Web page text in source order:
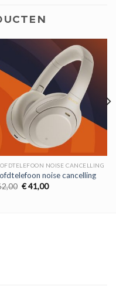
NOISE CANCELLING
noise cancelling
Oorspronkelijke
€41,00Huidige